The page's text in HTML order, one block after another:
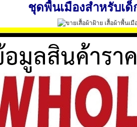
ชุดพื้นเมืองสำหรับเด็